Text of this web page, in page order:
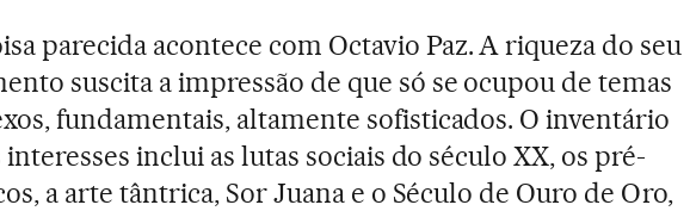
parecida acontece com Octavio Paz. A riqueza do seu
suscita a impressão de que só se ocupou de temas
fundamentais, altamente sofisticados. O inventário
interesses inclui as lutas sociais do século XX, os pré-
a arte tântrica, Sor Juana e o Século de Ouro de Oro,